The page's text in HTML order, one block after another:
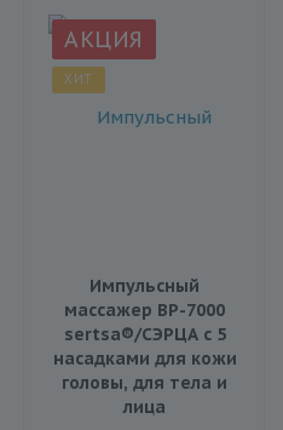
АКЦИЯ
ХИТ
Импульсный
массажер BP-7000
sertsa®/СЭРЦА с 5
насадками для кожи
головы, для тела и
лица